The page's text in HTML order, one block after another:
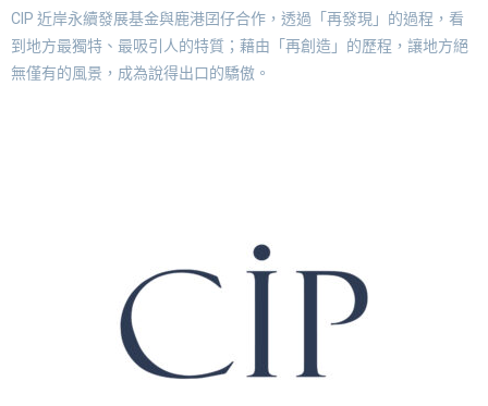
CIP 近岸永續發展基金與鹿港囝仔合作，透過「再發現」的過程，看
到地方最獨特、最吸引人的特質；藉由「再創造」的歷程，讓地方絕
無僅有的風景，成為說得出口的驕傲。